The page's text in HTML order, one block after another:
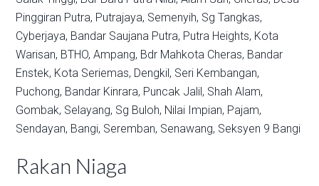
Pinggiran Putra, Putrajaya, Semenyih, Sg Tangkas,
Cyberjaya, Bandar Saujana Putra, Putra Heights, Kota
Warisan, BTHO, Ampang, Bdr Mahkota Cheras, Bandar
Enstek, Kota Seriemas, Dengkil, Seri Kembangan,
Puchong, Bandar Kinrara, Puncak Jalil, Shah Alam,
Gombak, Selayang, Sg Buloh, Nilai Impian, Pajam,
Sendayan, Bangi, Seremban, Senawang, Seksyen 9 Bangi
Rakan Niaga